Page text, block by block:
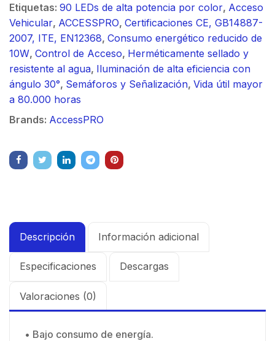
Etiquetas: 90 LEDs de alta potencia por color, Acceso
Vehicular, ACCESSPRO, Certificaciones CE, GB14887-
2007, ITE, EN12368, Consumo energético reducido de
10W, Control de Acceso, Herméticamente sellado y
resistente al agua, Iluminación de alta eficiencia con
ángulo 30°, Semáforos y Señalización, Vida útil mayor
a 80.000 horas
Brands: AccessPRO
Descripción Información adicional
Especificaciones Descargas
Valoraciones (0)
• Bajo consumo de energía.